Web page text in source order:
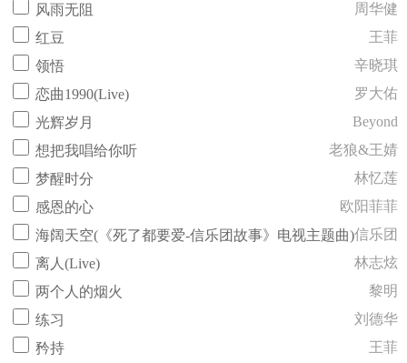
风雨无阻
周华健
红豆
王菲
领悟
辛晓琪
恋曲1990(Live)
罗大佑
光辉岁月
Beyond
想把我唱给你听
老狼&王婧
梦醒时分
林忆莲
感恩的心
欧阳菲菲
海阔天空(《死了都要爱-信乐团故事》电视主题曲)信乐团
离人(Live)
林志炫
两个人的烟火
黎明
练习
刘德华
矜持
王菲